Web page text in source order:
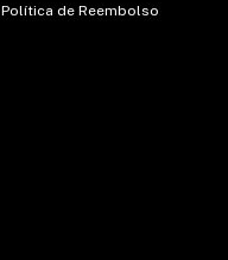
Política de Reembolso